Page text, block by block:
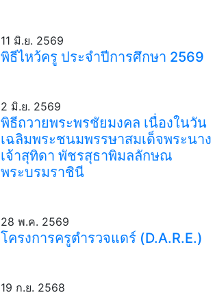
11 มิ.ย. 2569
พิธีไหว้ครู ประจำปีการศึกษา 2569
2 มิ.ย. 2569
พิธีถวายพระพรชัยมงคล เนื่องในวัน
เฉลิมพระชนมพรรษาสมเด็จพระนาง
เจ้าสุทิดา พัชรสุธาพิมลลักษณ
พระบรมราชินี
28 พ.ค. 2569
โครงการครูตำรวจแดร์ (D.A.R.E.)
19 ก.ย. 2568